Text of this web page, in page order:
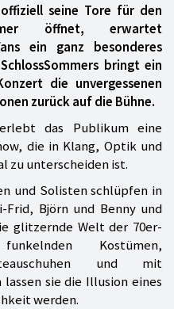
seine Tore für den
öffnet, erwartet
ein ganz besonderes
bringt ein
die unvergessenen
zurück auf die Bühne.
erlebt das Publikum eine
die in Klang, Optik und
zu unterscheiden ist.
und Solisten schlüpfen in
Frid, Björn und Benny und
glitzernde Welt der 70er-
Kostümen,
und mit
sie die Illusion eines
werden.